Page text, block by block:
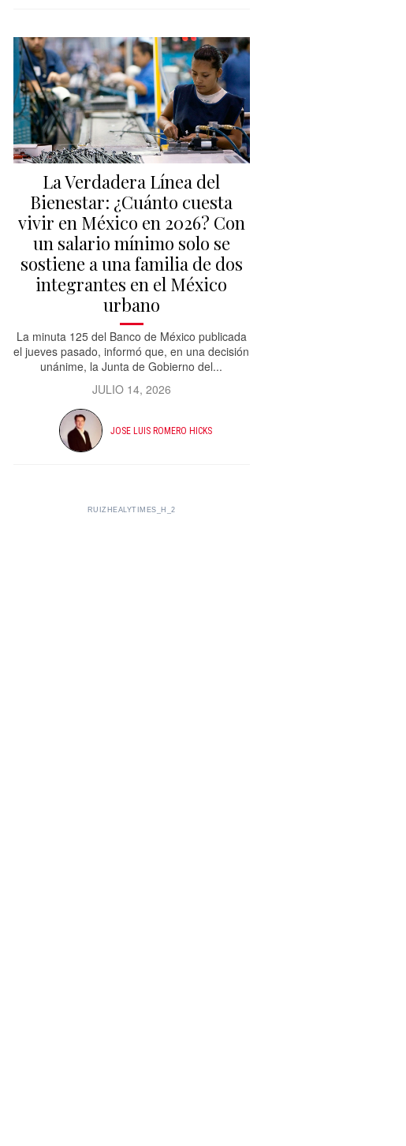
La Verdadera Línea del
Bienestar: ¿Cuánto cuesta
vivir en México en 2026? Con
un salario mínimo solo se
sostiene a una familia de dos
integrantes en el México
urbano
La minuta 125 del Banco de México publicada
el jueves pasado, informó que, en una decisión
unánime, la Junta de Gobierno del...
JULIO 14, 2026
JOSE LUIS ROMERO HICKS
RUIZHEALYTIMES_H_2